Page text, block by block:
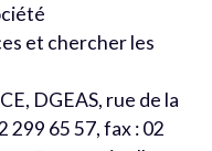
et chercher les
DGEAS, rue de la
299 65 57, fax : 02